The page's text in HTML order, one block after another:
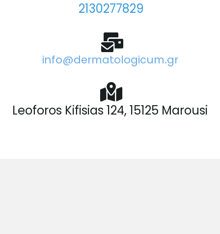
2130277829
info@dermatologicum.gr
Leoforos Kifisias 124, 15125 Marousi